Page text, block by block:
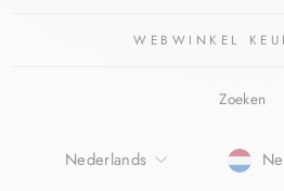
WEBWINKEL
Zoeken
TAAL
Nederlands